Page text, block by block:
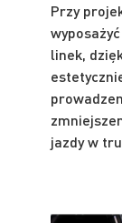
Przy
linek,
jazdy w